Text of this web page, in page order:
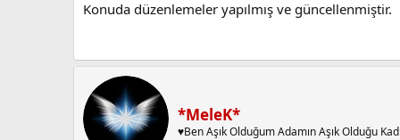
Konuda düzenlemeler yapılmış ve güncellenmiştir.
*MeleK*
♥Ben Aşık Olduğum Adamın Aşık Olduğu